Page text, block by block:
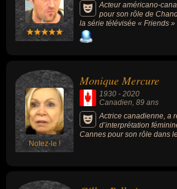
Acteur américano-
pour son rôle de
la série télévisée « Friends
Notez-le !
Monique Mercure
1930 - 2020
Canadien , 89 ans
Actrice canadienne, a
d’interprétation
Cannes pour son rôle dans
Martin photographe »